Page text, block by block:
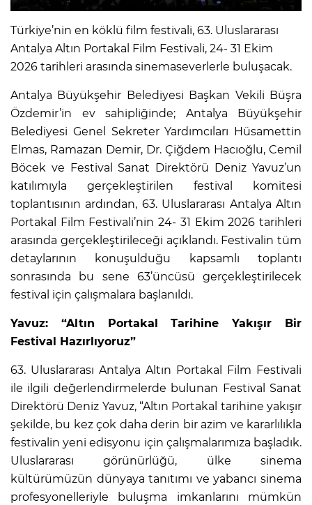
Türkiye’nin en köklü film festivali, 63. Uluslararası
Antalya Altın Portakal Film Festivali, 24- 31 Ekim
2026 tarihleri arasında sinemaseverlerle buluşacak.
Antalya Büyükşehir Belediyesi Başkan Vekili Büşra
Özdemir’in ev sahipliğinde; Antalya Büyükşehir
Belediyesi Genel Sekreter Yardımcıları Hüsamettin
Elmas, Ramazan Demir, Dr. Çiğdem Hacıoğlu, Cemil
Böcek ve Festival Sanat Direktörü Deniz Yavuz’un
katılımıyla gerçekleştirilen festival komitesi
toplantısının ardından, 63. Uluslararası Antalya Altın
Portakal Film Festivali’nin 24- 31 Ekim 2026 tarihleri
arasında gerçekleştirileceği açıklandı. Festivalin tüm
detaylarının konuşulduğu kapsamlı toplantı
sonrasında bu sene 63’üncüsü gerçekleştirilecek
festival için çalışmalara başlanıldı.
Yavuz: “Altın Portakal Tarihine Yakışır Bir
Festival Hazırlıyoruz”
63. Uluslararası Antalya Altın Portakal Film Festivali
ile ilgili değerlendirmelerde bulunan Festival Sanat
Direktörü Deniz Yavuz, “Altın Portakal tarihine yakışır
şekilde, bu kez çok daha derin bir azim ve kararlılıkla
festivalin yeni edisyonu için çalışmalarımıza başladık.
Uluslararası görünürlüğü, ülke sinema
kültürümüzün dünyaya tanıtımı ve yabancı sinema
profesyonelleriyle buluşma imkanlarını mümkün